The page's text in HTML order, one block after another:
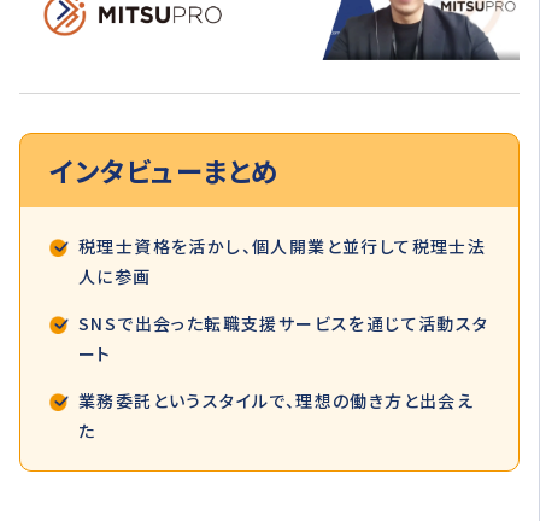
インタビューまとめ
税理士資格を活かし、個人開業と並行して税理士法
人に参画
SNSで出会った転職支援サービスを通じて活動スタ
ート
業務委託というスタイルで、理想の働き方と出会え
た